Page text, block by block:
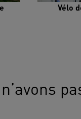
Vélo